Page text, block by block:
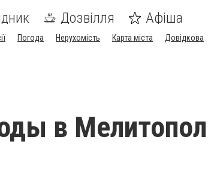
Дозвілля Афіша
Погода Нерухомість Карта міста Довідкова
в